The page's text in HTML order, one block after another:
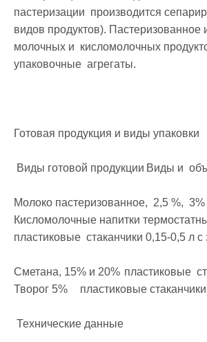
пастеризации  производится
видов продуктов).
молочных и  кисломолочных
упаковочные  агрегаты.
Готовая продукция и виды упаковки
Молоко пастеризованное,  2,5 %,  3% 	вакуумная упаковка  (полиэтиленовые мешочки)
Кисломолочные напитки
пластиковые  стаканчики 0,15-0,5
Сметана, 15% и 20%	пластиковые  стаканчики 0,15-0,5 л с запайкой  алюминиевыми крышками
Творог 5% 	пластиковые стаканчики 0,15-0,5  л с запайкой алюминиевыми  крышками